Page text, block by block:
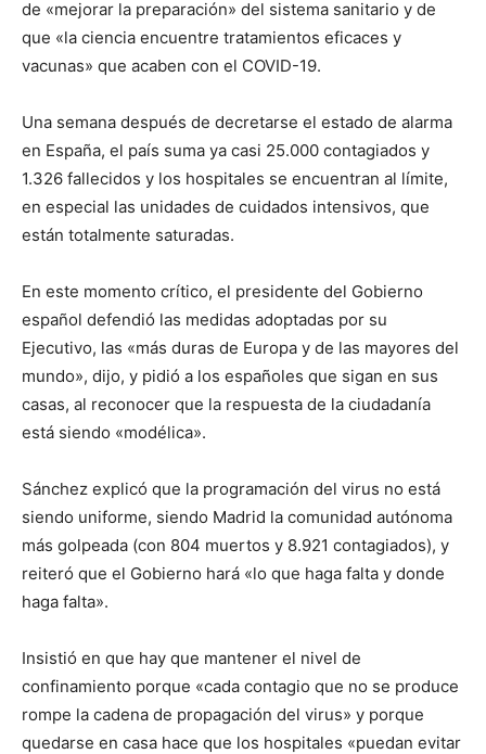
de «mejorar la preparación» del sistema sanitario y de
que «la ciencia encuentre tratamientos eficaces y
vacunas» que acaben con el COVID-19.
Una semana después de decretarse el estado de alarma
en España, el país suma ya casi 25.000 contagiados y
1.326 fallecidos y los hospitales se encuentran al límite,
en especial las unidades de cuidados intensivos, que
están totalmente saturadas.
En este momento crítico, el presidente del Gobierno
español defendió las medidas adoptadas por su
Ejecutivo, las «más duras de Europa y de las mayores del
mundo», dijo, y pidió a los españoles que sigan en sus
casas, al reconocer que la respuesta de la ciudadanía
está siendo «modélica».
Sánchez explicó que la programación del virus no está
siendo uniforme, siendo Madrid la comunidad autónoma
más golpeada (con 804 muertos y 8.921 contagiados), y
reiteró que el Gobierno hará «lo que haga falta y donde
haga falta».
Insistió en que hay que mantener el nivel de
confinamiento porque «cada contagio que no se produce
rompe la cadena de propagación del virus» y porque
quedarse en casa hace que los hospitales «puedan evitar